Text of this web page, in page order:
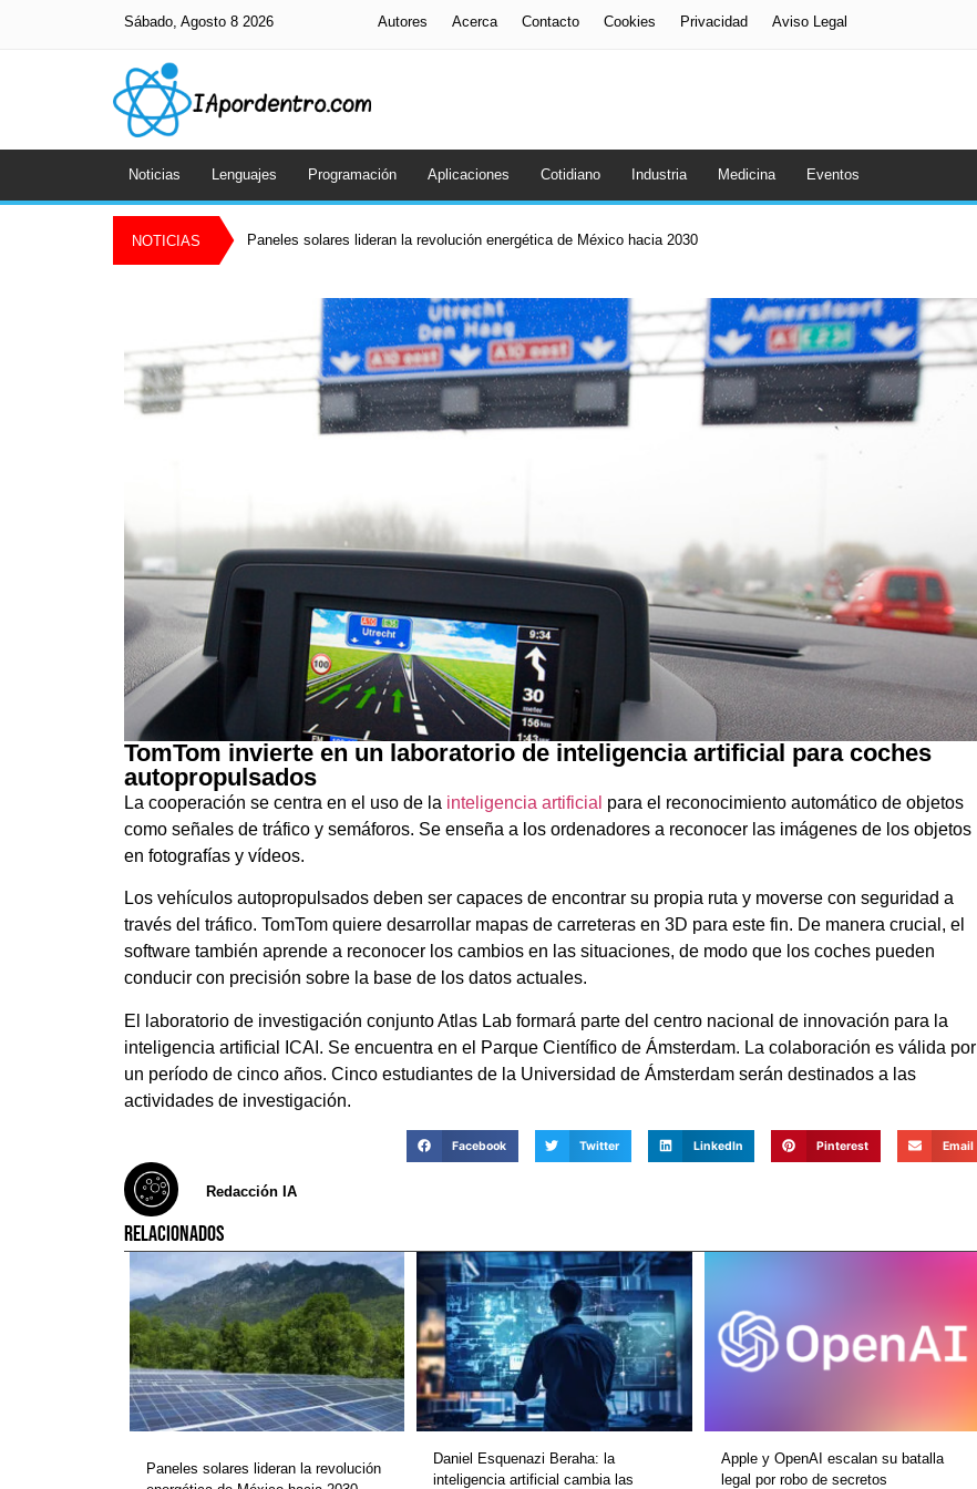
Sábado, Agosto 8 2026 Autores Acerca Contacto Cookies Privacidad Aviso Legal
Noticias Lenguajes Programación Aplicaciones Cotidiano Industria Medicina Eventos
NOTICIAS Paneles solares lideran la revolución energética de México hacia 2030
TomTom invierte en un laboratorio de inteligencia artificial para coches
autopropulsados
La cooperación se centra en el uso de la inteligencia artificial para el reconocimiento automático de objetos
como señales de tráfico y semáforos. Se enseña a los ordenadores a reconocer las imágenes de los objetos
en fotografías y vídeos.
Los vehículos autopropulsados deben ser capaces de encontrar su propia ruta y moverse con seguridad a
través del tráfico. TomTom quiere desarrollar mapas de carreteras en 3D para este fin. De manera crucial, el
software también aprende a reconocer los cambios en las situaciones, de modo que los coches pueden
conducir con precisión sobre la base de los datos actuales.
El laboratorio de investigación conjunto Atlas Lab formará parte del centro nacional de innovación para la
inteligencia artificial ICAI. Se encuentra en el Parque Científico de Ámsterdam. La colaboración es válida por
un período de cinco años. Cinco estudiantes de la Universidad de Ámsterdam serán destinados a las
actividades de investigación.
Facebook Twitter LinkedIn Pinterest Email
Redacción IA
RELACIONADOS
Paneles solares lideran la revolución
Daniel Esquenazi Beraha: la
inteligencia artificial cambia las
Apple y OpenAI escalan su batalla
legal por robo de secretos